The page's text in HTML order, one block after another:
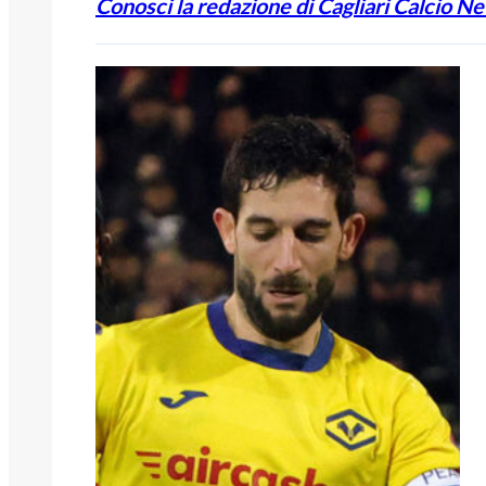
Conosci la redazione di Cagliari Calcio